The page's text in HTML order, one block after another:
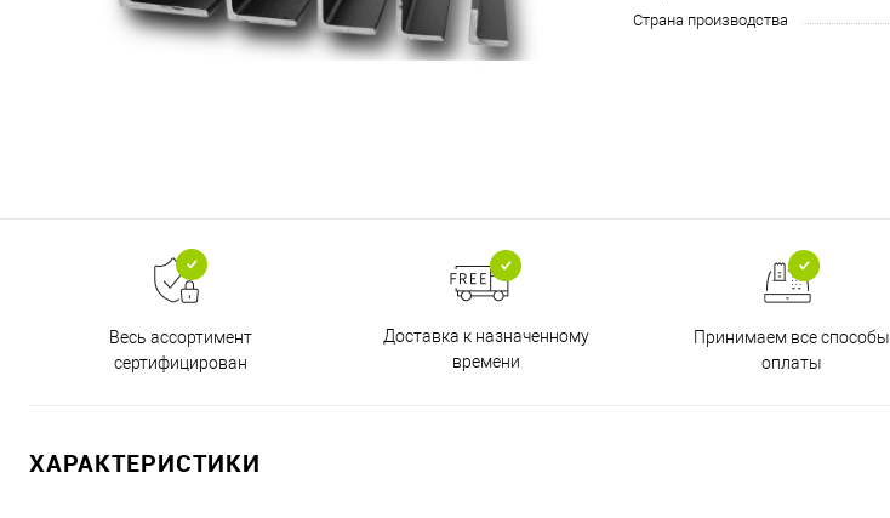
Страна производства
Весь ассортимент
сертифицирован
Доставка к назначенному
времени
Принимаем все способы
оплаты
ХАРАКТЕРИСТИКИ